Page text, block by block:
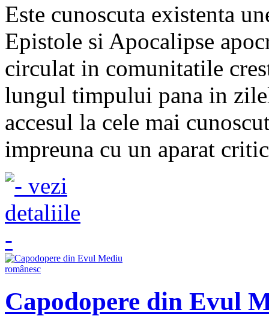
Este cunoscuta existenta
Epistole si Apocalipse
circulat in comunitatile
lungul timpului pana in
accesul la cele mai
impreuna cu un aparat
Capodopere din Evul